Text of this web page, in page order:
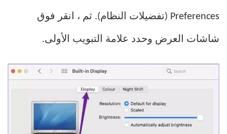
Preferences (تفضيلات النظام). ثم ، انقر فوق
شاشات العرض وحدد علامة التبويب الأولى.